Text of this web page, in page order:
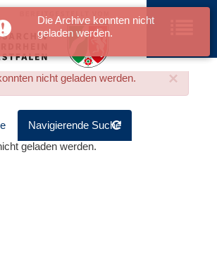
Die Archive konnten nicht
geladen werden.
nicht geladen werden. ×
Navigierende Suche
geladen werden.